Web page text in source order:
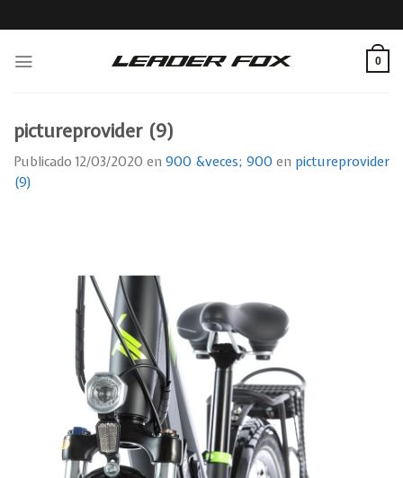
to
0
pictureprovider (9)
Publicado12/03/2020 en 900 &veces; 900 en pictureprovider
(9)